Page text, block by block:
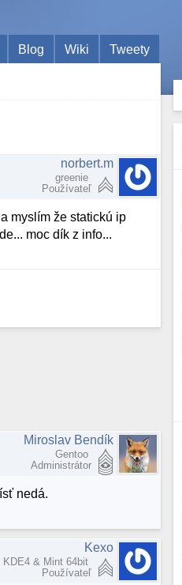
Blog Wiki Tweety
norbert.m
greenie
Používateľ
myslím že statickú ip
moc dík z info...
Miroslav Bendík
Gentoo
Administrátor
nedá.
Kexo
KDE4 & Mint 64bit
Používateľ